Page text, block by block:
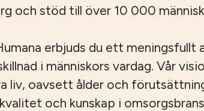
och stöd till över 10 000
erbjuds du ett meningsfullt
i människors vardag. Vår
liv, oavsett ålder och
och kunskap i